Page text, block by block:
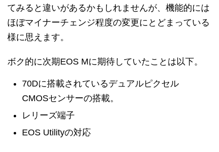
てみると違いがあるかもしれませんが、機能的には
ほぼマイナーチェンジ程度の変更にとどまっている
様に思えます。
ボク的に次期EOS Mに期待していたことは以下。
70Dに搭載されているデュアルピクセル
CMOSセンサーの搭載。
レリーズ端子
EOS Utilityの対応